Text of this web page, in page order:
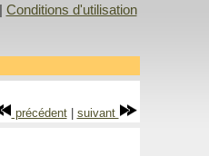
Conditions d'utilisation
précédent| suivant